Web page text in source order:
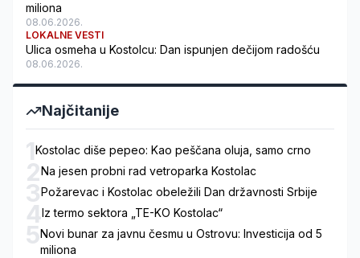
miliona
08.06.2026.
LOKALNE VESTI
Ulica osmeha u Kostolcu: Dan ispunjen dečijom radošću
08.06.2026.
Najčitanije
1Kostolac diše pepeo: Kao peščana oluja, samo crno
2Na jesen probni rad vetroparka Kostolac
3Požarevac i Kostolac obeležili Dan državnosti Srbije
4Iz termo sektora „TE-KO Kostolac“
5Novi bunar za javnu česmu u Ostrovu: Investicija od 5
miliona